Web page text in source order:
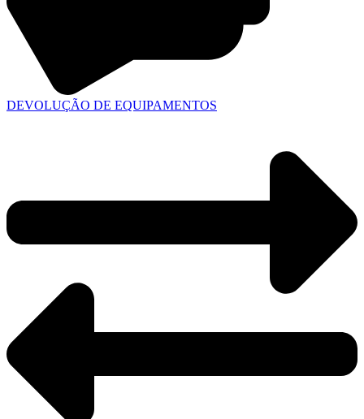
DEVOLUÇÃO DE EQUIPAMENTOS